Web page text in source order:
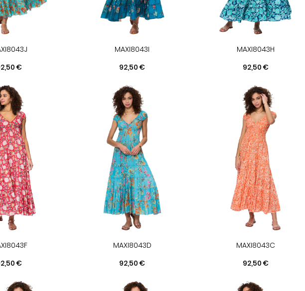
€
MAXI8043I
Prix
92,50 €
MAXI8043H
Prix
92,50 €
€
MAXI8043D
Prix
92,50 €
MAXI8043C
Prix
92,50 €